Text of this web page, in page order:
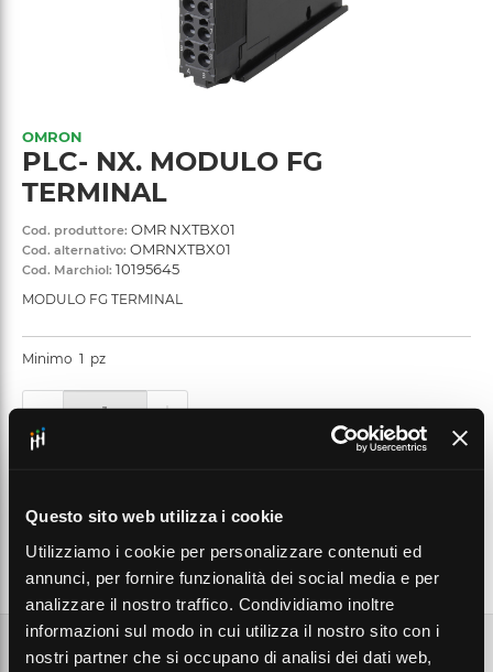
Questo sito web utilizza i cookie
Utilizziamo i cookie per personalizzare contenuti ed
annunci, per fornire funzionalità dei social media e per
analizzare il nostro traffico. Condividiamo inoltre
informazioni sul modo in cui utilizza il nostro sito con i
nostri partner che si occupano di analisi dei dati web,
OMRON
PLC- NX. MODULO FG
TERMINAL
Cod. produttore: OMR NXTBX01
Cod. alternativo: OMRNXTBX01
Cod. Marchiol: 10195645
MODULO FG TERMINAL
Minimo 1 pz